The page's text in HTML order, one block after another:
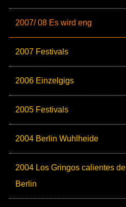
2007/ 08 Es wird eng
2007 Festivals
2006 Einzelgigs
2005 Festivals
2004 Berlin Wuhlheide
2004 Los Gringos calientes de
Berlin